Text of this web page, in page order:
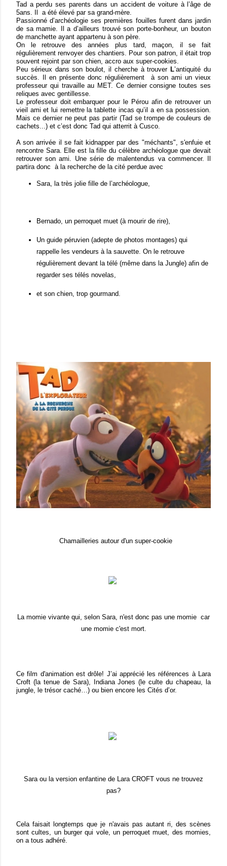
Tad a perdu ses parents dans un accident de voiture à l’âge de
5ans. Il a été élevé par sa grand-mère.
Passionné d’archéologie ses premières fouilles furent dans jardin
de sa mamie. Il a d’ailleurs trouvé son porte-bonheur, un bouton
de manchette ayant appartenu à son père.
On le retrouve des années plus tard, maçon, il se fait
régulièrement renvoyer des chantiers. Pour son patron, il était trop
souvent rejoint par son chien, accro aux super-cookies.
Peu sérieux dans son boulot, il cherche à trouver L’antiquité du
succès. Il en présente donc régulièrement à son ami un vieux
professeur qui travaille au MET. Ce dernier consigne toutes ses
reliques avec gentillesse.
Le professeur doit embarquer pour le Pérou afin de retrouver un
vieil ami et lui remettre la tablette incas qu’il a en sa possession.
Mais ce dernier ne peut pas partir (Tad se trompe de couleurs de
cachets...) et c’est donc Tad qui atterrit à Cusco.
A son arrivée il se fait kidnapper par des "méchants", s'enfuie et
rencontre Sara. Elle est la fille du célèbre archéologue que devait
retrouver son ami. Une série de malentendus va commencer. Il
partira donc à la recherche de la cité perdue avec
Sara, la très jolie fille de l’archéologue,
Bernado, un perroquet muet (à mourir de rire),
Un guide péruvien (adepte de photos montages) qui
rappelle les vendeurs à la sauvette. On le retrouve
régulièrement devant la télé (même dans la Jungle) afin de
regarder ses télés novelas,
et son chien, trop gourmand.
Chamailleries autour d'un super-cookie
La momie vivante qui, selon Sara, n'est donc pas une momie car
une momie c'est mort.
Ce film d'animation est drôle! J’ai apprécié les références à Lara
Croft (la tenue de Sara), Indiana Jones (le culte du chapeau, la
jungle, le trésor caché…) ou bien encore les Cités d’or.
Sara ou la version enfantine de Lara CROFT vous ne trouvez
pas?
Cela faisait longtemps que je n'avais pas autant ri, des scènes
sont cultes, un burger qui vole, un perroquet muet, des momies,
on a tous adhéré.